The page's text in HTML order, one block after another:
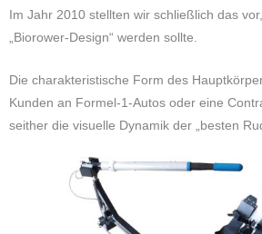
Im Jahr 2010 stellten wir schließlich das
„Biorower-Design“ werden sollte.
Die charakteristische Form des
Kunden an Formel-1-Autos oder eine
seither die visuelle Dynamik der „besten